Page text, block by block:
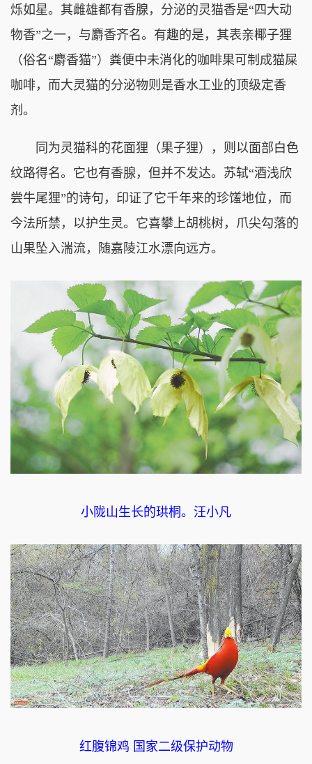
烁如星。其雌雄都有香腺，分泌的灵猫香是“四大动
物香”之一，与麝香齐名。有趣的是，其表亲椰子狸
（俗名“麝香猫”）粪便中未消化的咖啡果可制成猫屎
咖啡，而大灵猫的分泌物则是香水工业的顶级定香
剂。
同为灵猫科的花面狸（果子狸），则以面部白色
纹路得名。它也有香腺，但并不发达。苏轼“酒浅欣
尝牛尾狸”的诗句，印证了它千年来的珍馐地位，而
今法所禁，以护生灵。它喜攀上胡桃树，爪尖勾落的
山果坠入湍流，随嘉陵江水漂向远方。
小陇山生长的珙桐。汪小凡
红腹锦鸡 国家二级保护动物